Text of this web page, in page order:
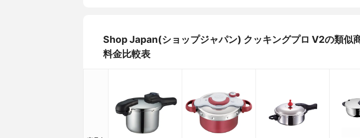
Shop Japan(ショップジャパン) クッキングプロ V2の類似
料金比較表